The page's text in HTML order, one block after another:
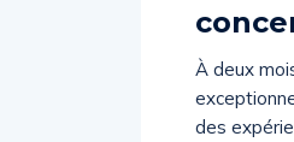
À deux
des